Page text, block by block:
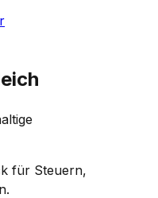
für Steuern,